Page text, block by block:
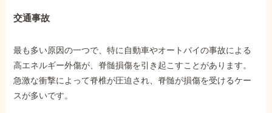
交通事故
最も多い原因の一つで、特に自動車やオートバイの事故による
高エネルギー外傷が、脊髄損傷を引き起こすことがあります。
急激な衝撃によって脊椎が圧迫され、脊髄が損傷を受けるケー
スが多いです。